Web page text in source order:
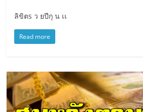
ลิขิตs ว ยปีกุ น เเ
Read more